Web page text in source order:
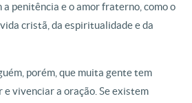
penitência e o amor fraterno, como o
cristã, da espiritualidade e da
porém, que muita gente tem
vivenciar a oração. Se existem